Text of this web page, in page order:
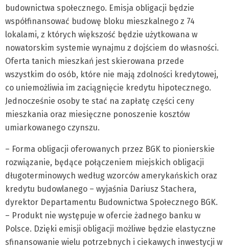
budownictwa społecznego. Emisja obligacji będzie
współfinansować budowę bloku mieszkalnego z 74
lokalami, z których większość będzie użytkowana w
nowatorskim systemie wynajmu z dojściem do własności.
Oferta tanich mieszkań jest skierowana przede
wszystkim do osób, które nie mają zdolności kredytowej,
co uniemożliwia im zaciągnięcie kredytu hipotecznego.
Jednocześnie osoby te stać na zapłatę części ceny
mieszkania oraz miesięczne ponoszenie kosztów
umiarkowanego czynszu.
– Forma obligacji oferowanych przez BGK to pionierskie
rozwiązanie, będące połączeniem miejskich obligacji
długoterminowych według wzorców amerykańskich oraz
kredytu budowlanego – wyjaśnia Dariusz Stachera,
dyrektor Departamentu Budownictwa Społecznego BGK.
– Produkt nie występuje w ofercie żadnego banku w
Polsce. Dzięki emisji obligacji możliwe będzie elastyczne
sfinansowanie wielu potrzebnych i ciekawych inwestycji w